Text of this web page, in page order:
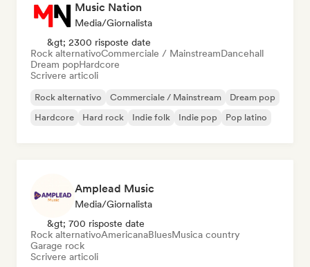
Music Nation
Media/Giornalista
&gt; 2300 risposte date
Rock alternativoCommerciale / MainstreamDancehall
Dream popHardcore
Scrivere articoli
Rock alternativo Commerciale / Mainstream
Dream pop
Hardcore
Hard rock Indie folk Indie pop Pop latino
Amplead Music
Media/Giornalista
&gt; 700 risposte date
Rock alternativoAmericanaBluesMusica country
Garage rock
Scrivere articoli